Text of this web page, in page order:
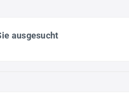
ausgesucht